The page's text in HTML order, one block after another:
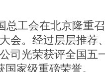
工会在北京隆重召
会。经过层层推荐
司光荣获评全国五
家级重磅荣誉。